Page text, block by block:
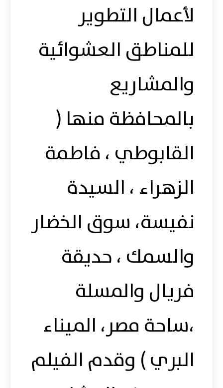
لأعمال التطوير
للمناطق العشوائية
والمشاريع
بالمحافظة منها (
القابوطي ، فاطمة
الزهراء ، السيدة
نفيسة، سوق الخضار
والسمك ، حديقة
فريال والمسلة
،ساحة مصر، الميناء
البري ) وقدم الفيلم